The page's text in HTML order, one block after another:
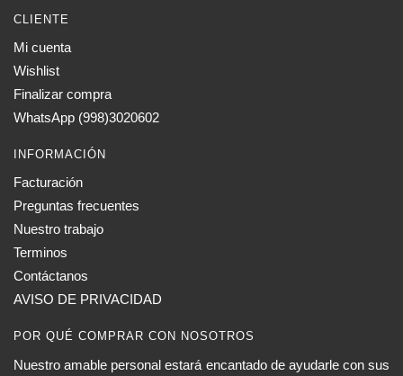
CLIENTE
Mi cuenta
Wishlist
Finalizar compra
WhatsApp (998)3020602
INFORMACIÓN
Facturación
Preguntas frecuentes
Nuestro trabajo
Terminos
Contáctanos
AVISO DE PRIVACIDAD
POR QUÉ COMPRAR CON NOSOTROS
Nuestro amable personal estará encantado de ayudarle con sus